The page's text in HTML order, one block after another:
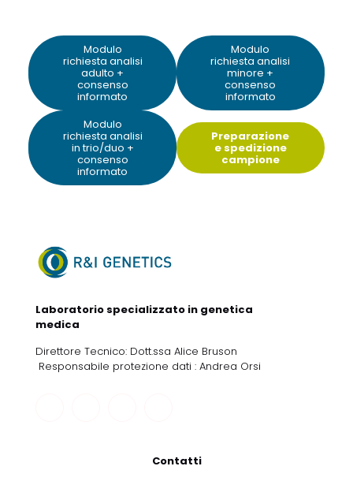
Modulo
richiesta analisi
adulto +
consenso
informato
Modulo
richiesta analisi
minore +
consenso
informato
Modulo
richiesta analisi
in trio/duo +
consenso
informato
Preparazione
e spedizione
campione
Laboratorio specializzato in genetica
medica
Direttore Tecnico: Dott.ssa Alice Bruson
Responsabile protezione dati : Andrea Orsi
Contatti